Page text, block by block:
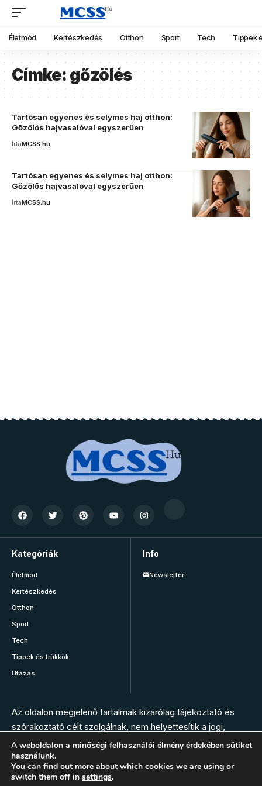
Életmód Kertészkedés Otthon Sport Tech Tippek
Címke: gőzölés
Tartósan egyenes és selymes haj otthon:
Gőzölős hajvasalóval egyszerűen
ÍrtaMCSS.hu
Tartósan egyenes és selymes haj otthon:
Gőzölős hajvasalóval egyszerűen
ÍrtaMCSS.hu
Kategóriák
Életmód
Kertészkedés
Otthon
Sport
Tech
Tippek és trükkök
Utazás
Info
Newsletter
Az oldalon megjelenő tartalmak kizárólag tájékoztató és
szórakoztató célt szolgálnak, nem helyettesítik a jogi,
orvosi, állatorvosi, gyógyszerészi vagy más szakember
tanácsát. Az oldal szerkesztésében nem vesznek részt
szakemberek. Bármilyen panasz, tünet vagy egészségügyi
A weboldalon a minőségi felhasználói élmény érdekében sütiket
használunk.
You can find out more about which cookies we are using or
switch them off in settings.